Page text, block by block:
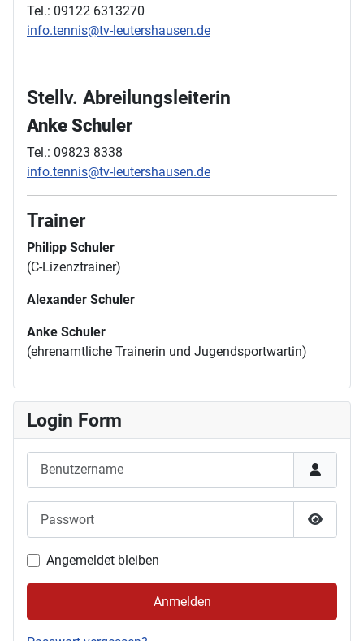
Tel.: 09122 6313270
info.tennis@tv-leutershausen.de
Stellv. Abreilungsleiterin
Anke Schuler
Tel.: 09823 8338
info.tennis@tv-leutershausen.de
Trainer
Philipp Schuler
(C-Lizenztrainer)
Alexander Schuler
Anke Schuler
(ehrenamtliche Trainerin und Jugendsportwartin)
Login Form
Benutzername
Angemeldet bleiben
Anmelden